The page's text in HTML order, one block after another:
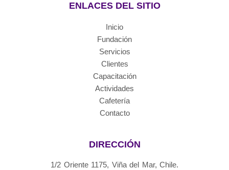
ENLACES DEL SITIO
Inicio
Fundación
Servicios
Clientes
Capacitación
Actividades
Cafetería
Contacto
DIRECCIÓN
1/2 Oriente 1175, Viña del Mar, Chile.